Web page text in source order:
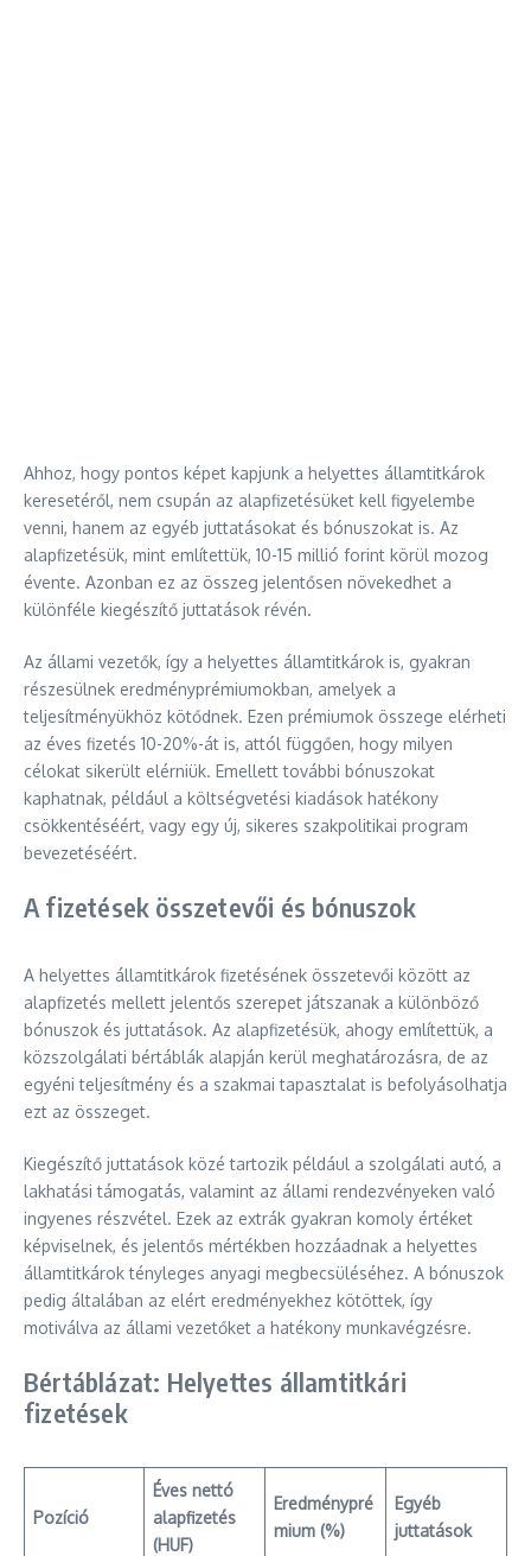
Ahhoz, hogy pontos képet kapjunk a helyettes államtitkárok
keresetéről, nem csupán az alapfizetésüket kell figyelembe
venni, hanem az egyéb juttatásokat és bónuszokat is. Az
alapfizetésük, mint említettük, 10-15 millió forint körül mozog
évente. Azonban ez az összeg jelentősen növekedhet a
különféle kiegészítő juttatások révén.
Az állami vezetők, így a helyettes államtitkárok is, gyakran
részesülnek eredményprémiumokban, amelyek a
teljesítményükhöz kötődnek. Ezen prémiumok összege elérheti
az éves fizetés 10-20%-át is, attól függően, hogy milyen
célokat sikerült elérniük. Emellett további bónuszokat
kaphatnak, például a költségvetési kiadások hatékony
csökkentéséért, vagy egy új, sikeres szakpolitikai program
bevezetéséért.
A fizetések összetevői és bónuszok
A helyettes államtitkárok fizetésének összetevői között az
alapfizetés mellett jelentős szerepet játszanak a különböző
bónuszok és juttatások. Az alapfizetésük, ahogy említettük, a
közszolgálati bértáblák alapján kerül meghatározásra, de az
egyéni teljesítmény és a szakmai tapasztalat is befolyásolhatja
ezt az összeget.
Kiegészítő juttatások közé tartozik például a szolgálati autó, a
lakhatási támogatás, valamint az állami rendezvényeken való
ingyenes részvétel. Ezek az extrák gyakran komoly értéket
képviselnek, és jelentős mértékben hozzáadnak a helyettes
államtitkárok tényleges anyagi megbecsüléséhez. A bónuszok
pedig általában az elért eredményekhez kötöttek, így
motiválva az állami vezetőket a hatékony munkavégzésre.
Bértáblázat: Helyettes államtitkári
fizetések
Pozíció
Éves nettó
alapfizetés
(HUF)
Eredménypré
mium (%)
Egyéb
juttatások